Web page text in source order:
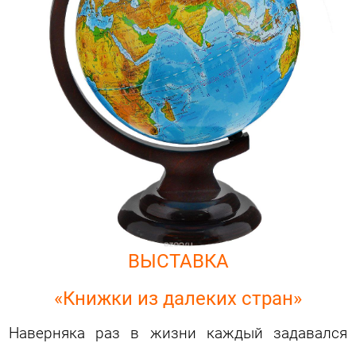
ВЫСТАВКА
«Книжки из далеких стран»
Наверняка раз в жизни каждый задавался